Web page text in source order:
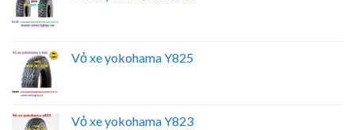
Vỏ xe yokohama Y825
Vỏ xe yokohama Y823